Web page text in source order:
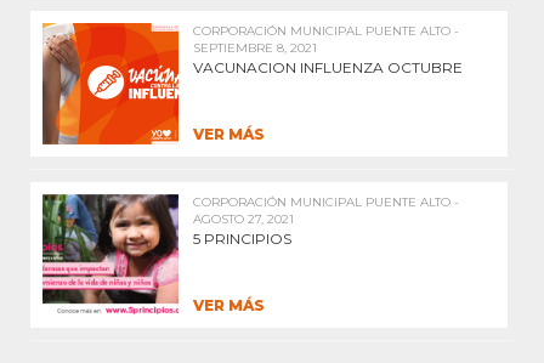
CORPORACIÓN MUNICIPAL PUENTE ALTO -
SEPTIEMBRE 8, 2021
VACUNACION INFLUENZA OCTUBRE
VER MÁS
CORPORACIÓN MUNICIPAL PUENTE ALTO -
AGOSTO 27, 2021
5 PRINCIPIOS
VER MÁS